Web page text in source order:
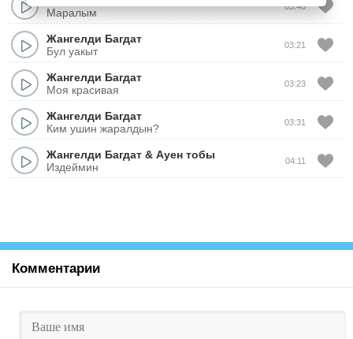
Маралым
03:48
Жангелди Багдат
Бул уакыт
03:21
Жангелди Багдат
Моя красивая
03:23
Жангелди Багдат
Ким ушин жаралдын?
03:31
Жангелди Багдат & Ауен тобы
Издеймин
04:11
Комментарии